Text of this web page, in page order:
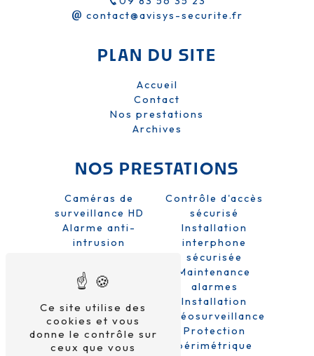
contact@avisys-securite.fr
PLAN DU SITE
Accueil
Contact
Nos prestations
Archives
NOS PRESTATIONS
Caméras de
surveillance HD
Alarme anti-
intrusion
et entreprise
Système de
sécurité
Alarme sans fil
Contrôle d'accès
sécurisé
Installation
interphone
sécurisée
Maintenance
alarmes
Installation
vidéosurveillance
Protection
périmétrique
Ce site utilise des
cookies et vous
donne le contrôle sur
ceux que vous